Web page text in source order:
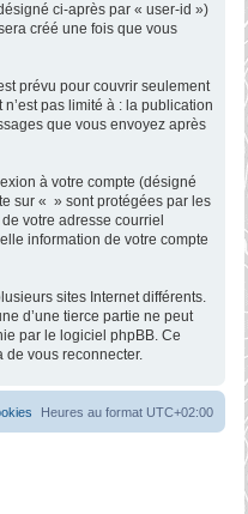
ci-après par « user-id »)
créé une fois que vous
prévu pour couvrir seulement
pas limité à : la publication
que vous envoyez après
à votre compte (désigné
sur « » sont protégées par les
votre adresse courriel
information de votre compte
sites Internet différents.
d’une tierce partie ne peut
par le logiciel phpBB. Ce
de vous reconnecter.
Heures au format UTC+02:00